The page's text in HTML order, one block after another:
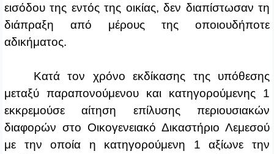
εισόδου της εντός της οικίας, δεν διαπίστωσαν τη
διάπραξη από μέρους της οποιουδήποτε
αδικήματος.
Κατά τον χρόνο εκδίκασης της υπόθεσης
μεταξύ παραπονούμενου και κατηγορούμενης 1
εκκρεμούσε αίτηση επίλυσης περιουσιακών
διαφορών στο Οικογενειακό Δικαστήριο Λεμεσού
με την οποία η κατηγορούμενη 1 αξίωνε την